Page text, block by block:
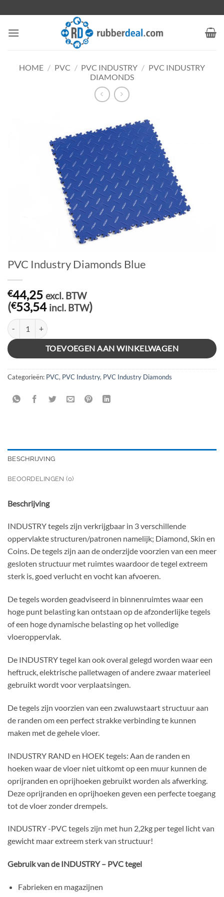
naar
inhoud
HOME / PVC / PVC INDUSTRY / PVC INDUSTRY
DIAMONDS
PVC Industry Diamonds Blue
€44,25 excl. BTW
(€53,54 incl. BTW)
PVC Industry Diamonds Blue aantal
TOEVOEGEN AAN WINKELWAGEN
Categorieën: PVC, PVC Industry, PVC Industry Diamonds
BESCHRIJVING
BEOORDELINGEN (0)
Beschrijving
INDUSTRY tegels zijn verkrijgbaar in 3 verschillende
oppervlakte structuren/patronen namelijk; Diamond, Skin en
Coins. De tegels zijn aan de onderzijde voorzien van een meer
gesloten structuur met ruimtes waardoor de tegel extreem
sterk is, goed verlucht en vocht kan afvoeren.
De tegels worden geadviseerd in binnenruimtes waar een
hoge punt belasting kan ontstaan op de afzonderlijke tegels
of een hoge dynamische belasting op het volledige
vloeroppervlak.
De INDUSTRY tegel kan ook overal gelegd worden waar een
heftruck, elektrische palletwagen of andere zwaar materieel
gebruikt wordt voor verplaatsingen.
De tegels zijn voorzien van een zwaluwstaart structuur aan
de randen om een perfect strakke verbinding te kunnen
maken met de gehele vloer.
INDUSTRY RAND en HOEK tegels: Aan de randen en
hoeken waar de vloer niet uitkomt op een muur kunnen de
oprijranden en oprijhoeken gebruikt worden als afwerking.
Deze oprijranden en oprijhoeken geven een perfecte toegang
tot de vloer zonder drempels.
INDUSTRY -PVC tegels zijn met hun 2,2kg per tegel licht van
gewicht maar extreem sterk van structuur!
Gebruik van de INDUSTRY – PVC tegel
Fabrieken en magazijnen